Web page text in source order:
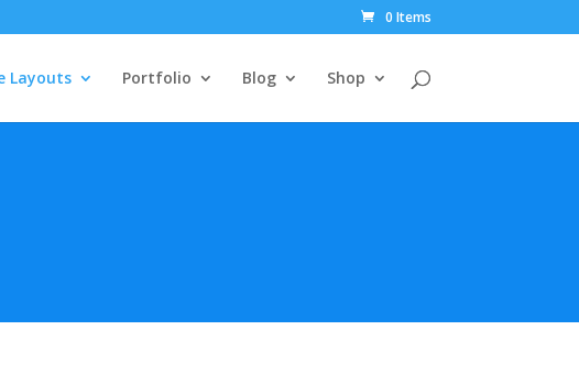
0 Items
Layouts Portfolio Blog Shop